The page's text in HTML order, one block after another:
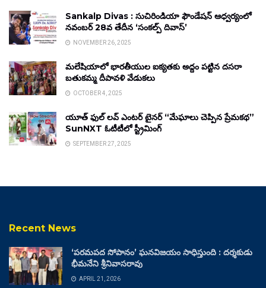
Sankalp Divas : సుచిరిండియా ఫౌండేషన్ ఆధ్వర్యంలో
నవంబర్ 28వ తేదీన ‘సంకల్ప్ దివాస్’
NOVEMBER 26, 2025
మలేషియాలో భారతీయుల ఐక్యతకు అద్దం పట్టిన దసరా
బతుకమ్మ దీపావళి వేడుకలు
OCTOBER 4, 2025
యూత్ ఫుల్ లవ్ ఎంటర్ టైనర్ “మేఘాలు చెప్పిన ప్రేమకథ”
SunNXT ఓటీటీలో స్ట్రీమింగ్
SEPTEMBER 27, 2025
Recent News
‘పరమపద సోపానం’ ఘనవిజయం సాధిస్తుంది : దర్శకుడు
భీమనేని శ్రీనివాసరావు
APRIL 21, 2026